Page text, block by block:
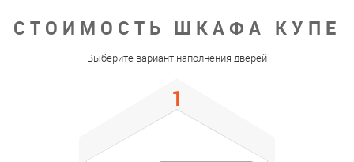
СТОИМОСТЬ ШКАФА КУПЕ
Выберите вариант наполнения дверей